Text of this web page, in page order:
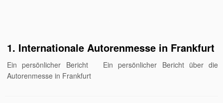
1. Internationale Autorenmesse in Frankfurt
Ein persönlicher Bericht Ein persönlicher Bericht über die
Autorenmesse in Frankfurt